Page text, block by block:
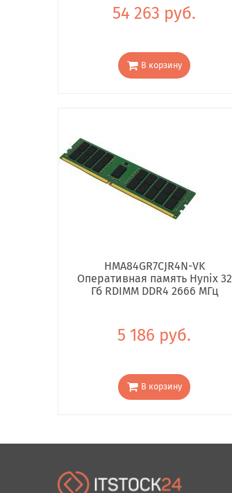
54 263 руб.
В корзину
HMA84GR7CJR4N-VK
Оперативная память Hynix 32
Гб RDIMM DDR4 2666 МГц
5 186 руб.
В корзину